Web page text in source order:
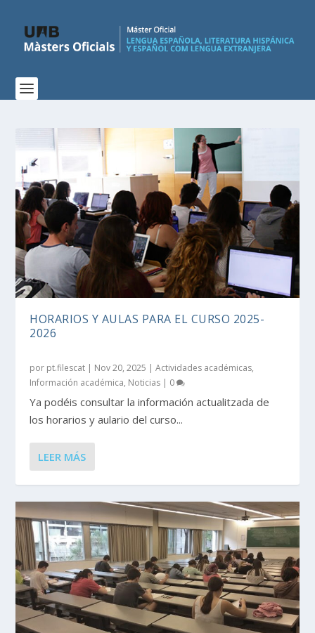
HORARIOS Y AULAS PARA EL CURSO 2025-
2026
por pt.filescat | Nov 20, 2025 |Actividades académicas,
Información académica, Noticias | 0
Ya podéis consultar la información actualitzada de
los horarios y aulario del curso...
LEER MÁS